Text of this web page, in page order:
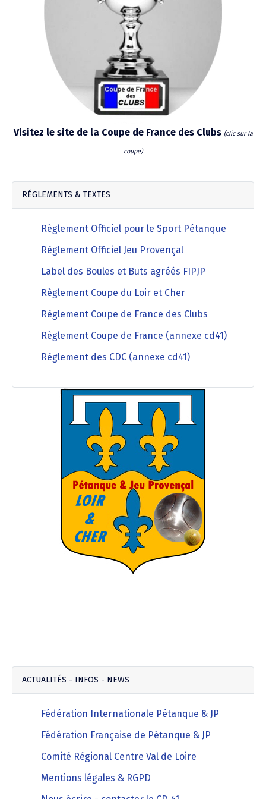
Visitez le site de la Coupe de France des Clubs (clic sur la
coupe)
RÉGLEMENTS & TEXTES
Règlement Officiel pour le Sport Pétanque
Règlement Officiel Jeu Provençal
Label des Boules et Buts agréés FIPJP
Règlement Coupe du Loir et Cher
Règlement Coupe de France des Clubs
Règlement Coupe de France (annexe cd41)
Règlement des CDC (annexe cd41)
ACTUALITÉS - INFOS - NEWS
Fédération Internationale Pétanque & JP
Fédération Française de Pétanque & JP
Comité Régional Centre Val de Loire
Mentions légales & RGPD
Agenda Concours Vétérans
Régionaux & Championnats de France
Résultats & Classement Division 4 B
Résultats & Classement Division 5 A
Championnat Triplettes Mixtes
Championnat Triplettes Vétérans
Palmarès Comité du Loir & Cher
Championnat Individuel Féminin